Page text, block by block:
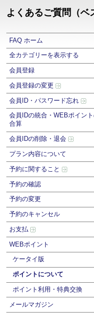
よくあるご質問（ベ
FAQ ホーム
全カテゴリーを表示する
会員登録
会員登録の変更
会員ID・パスワード忘れ
会員IDの統合・WEBポイン
合算
会員IDの削除・退会
プラン内容について
予約に関すること
予約の確認
予約の変更
予約のキャンセル
お支払
WEBポイント
ケータイ版
ポイントについて
ポイント利用・特典交換
メールマガジン